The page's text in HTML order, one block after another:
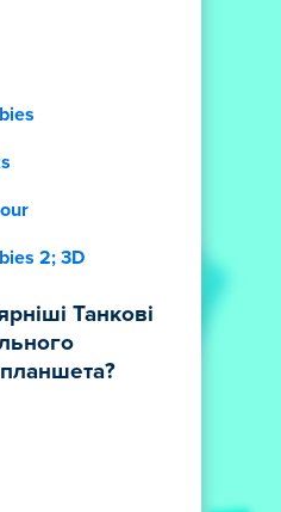
2; 3D
Танкові